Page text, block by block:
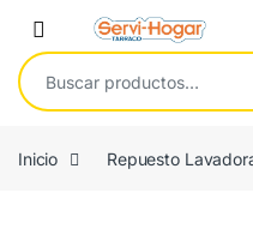
Saltar a navegación
saltar al contenido
Open
Buscar por:
Inicio Repuesto